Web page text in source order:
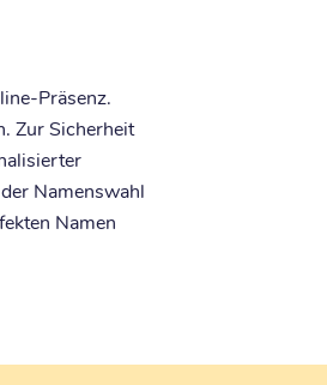
Präsenz.
Zur Sicherheit
Namenswahl
Namen